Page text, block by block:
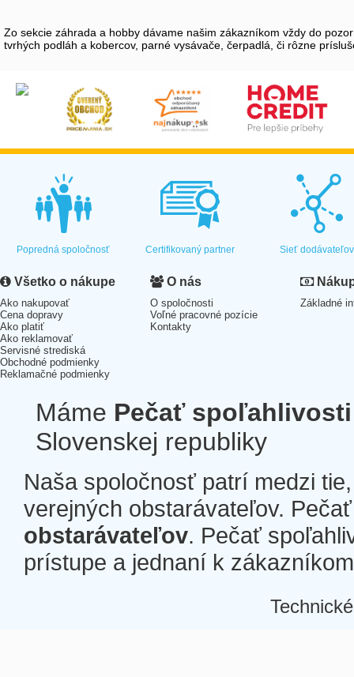
Zo sekcie záhrada a hobby dávame našim zákazníkom vždy do
tvrhých podláh a kobercov, parné vysávače, čerpadlá, či rôzne
Popredná spoločnosť Certifikovaný partner Sieť dodávateľov
Všetko o nákupe
Ako nakupovať
Cena dopravy
Ako platiť
Ako reklamovať
Servisné strediská
Obchodné podmienky
Reklamačné podmienky
O nás
O spoločnosti
Voľné pracovné pozície
Kontakty
Základné
Máme Pečať spoľahlivosti
Slovenskej republiky
Naša spoločnosť patrí medzi
verejných obstarávateľov.
obstarávateľov. Pečať
prístupe a jednaní k